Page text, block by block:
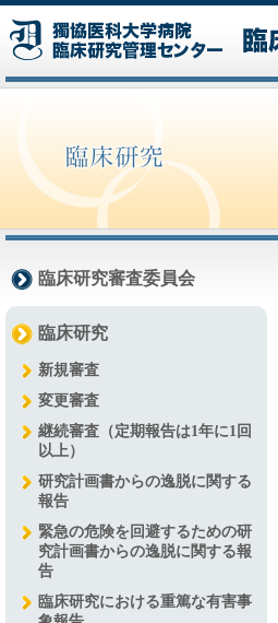
臨床研究審査委員会
臨床研究
新規審査
変更審査
継続審査（定期報告は1年に1回
以上）
研究計画書からの逸脱に関する
報告
緊急の危険を回避するための研
究計画書からの逸脱に関する報
告
臨床研究における重篤な有害事